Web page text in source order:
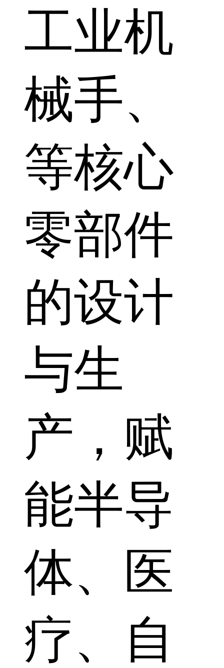
工业机
械手、
等核心
零部件
的设计
与生
产，赋
能半导
体、医
疗、自